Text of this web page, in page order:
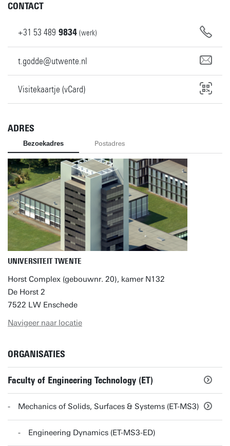
CONTACT
+31 53 489 9834 (werk)
t.godde@utwente.nl
Visitekaartje (vCard)
ADRES
Bezoekadres Postadres
UNIVERSITEIT TWENTE
Horst Complex (gebouwnr. 20), kamer N132
De Horst 2
7522 LW Enschede
Navigeer naar locatie
ORGANISATIES
Faculty of Engineering Technology (ET)
Mechanics of Solids, Surfaces & Systems (ET-MS3)
Engineering Dynamics (ET-MS3-ED)